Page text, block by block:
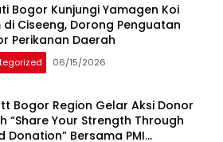
Bogor Kunjungi Yamagen Koi
di Ciseeng, Dorong Penguatan
Perikanan Daerah
06/15/2026
Bogor Region Gelar Aksi Donor
Your Strength Through
Donation” Bersama PMI